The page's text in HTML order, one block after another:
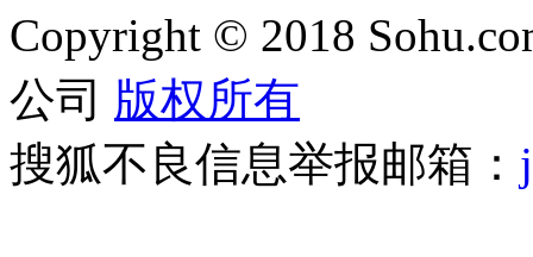
Copyright © 2018
公司 版权所有
搜狐不良信息举报邮箱：